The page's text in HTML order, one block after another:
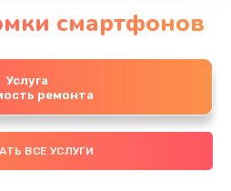
смартфонов
Услуга
ремонта
ВСЕ УСЛУГИ